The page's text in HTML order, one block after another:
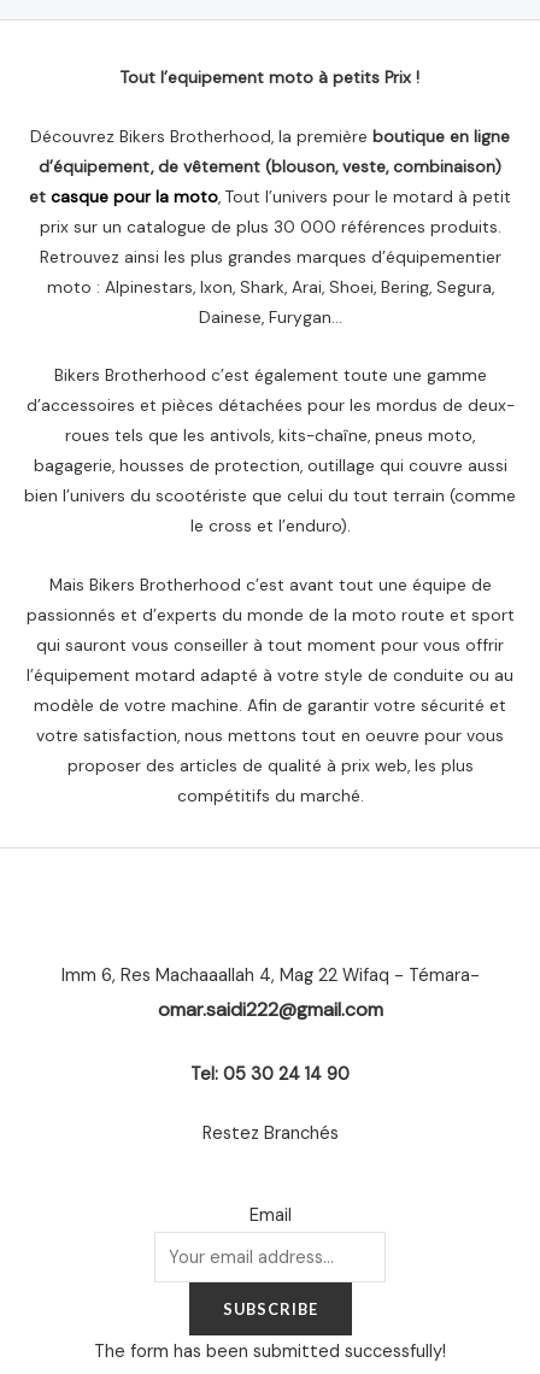
Tout l’equipement moto à petits Prix !
Découvrez Bikers Brotherhood, la première boutique en ligne
d’équipement, de vêtement (blouson, veste, combinaison)
et casque pour la moto , Tout l’univers pour le motard à petit
prix sur un catalogue de plus 30 000 références produits.
Retrouvez ainsi les plus grandes marques d’équipementier
moto : Alpinestars, Ixon, Shark, Arai, Shoei, Bering, Segura,
Dainese, Furygan…
Bikers Brotherhood c’est également toute une gamme
d’accessoires et pièces détachées pour les mordus de deux-
roues tels que les antivols, kits-chaîne, pneus moto,
bagagerie, housses de protection, outillage qui couvre aussi
bien l’univers du scootériste que celui du tout terrain (comme
le cross et l’enduro).
Mais Bikers Brotherhood c’est avant tout une équipe de
passionnés et d’experts du monde de la moto route et sport
qui sauront vous conseiller à tout moment pour vous offrir
l’équipement motard adapté à votre style de conduite ou au
modèle de votre machine. Afin de garantir votre sécurité et
votre satisfaction, nous mettons tout en oeuvre pour vous
proposer des articles de qualité à prix web, les plus
compétitifs du marché.
Imm 6, Res Machaaallah 4, Mag 22 Wifaq - Témara-
omar.saidi222@gmail.com
Tel: 05 30 24 14 90
Restez Branchés
Email
SUBSCRIBE
The form has been submitted successfully!